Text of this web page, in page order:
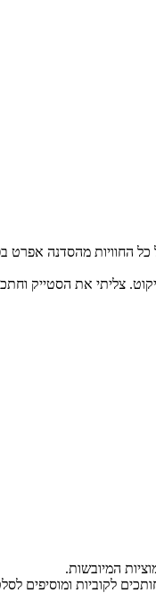
מהסדנה אפרט
צליתי את הסטייק
המיובשות.
לקוביות ומוסיפים